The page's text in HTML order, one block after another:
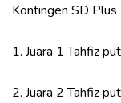
Kontingen SD Plus
1. Juara 1 Tahfiz
2. Juara 2 Tahfiz